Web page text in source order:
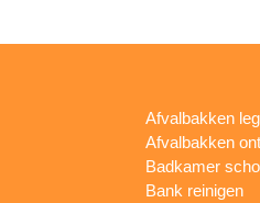
Afvalbakken
Afvalbakken
Badkamer
Bank reinigen